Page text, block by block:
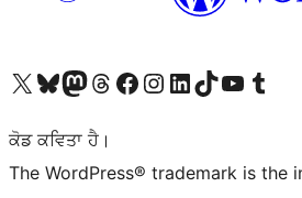
Visit our X (formerly Twitter) account
Visit our Bluesky account
Visit our Mastodon account
Visit our Threads account
Visit our Facebook page
Visit our Instagram account
Visit our LinkedIn account
Visit our TikTok account
Visit our YouTube channel
Visit our
ਕੋਡ ਕਵਿਤਾ ਹੈ।
The WordPress® trademark is the